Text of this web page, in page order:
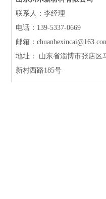
联系人：李经理
电话： 139-5337-0669
邮箱：
地址： 山东省淄博市张店区
新村西路185号